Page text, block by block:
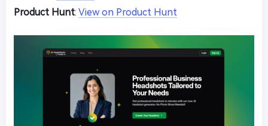
Product Hunt: View on Product Hunt